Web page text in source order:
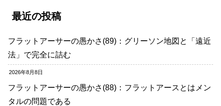
最近の投稿
フラットアーサーの愚かさ(89)：グリーソン地図と「遠近
法」で完全に詰む
2026年8月8日
フラットアーサーの愚かさ(88)：フラットアースとはメン
タルの問題である